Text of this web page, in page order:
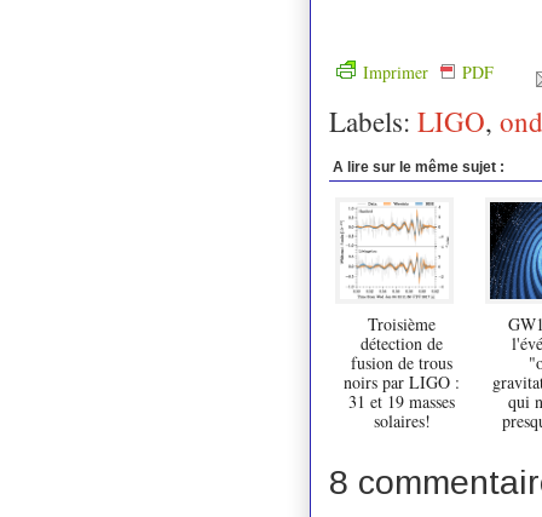
Imprimer PDF
Labels: LIGO,
A lire sur le même sujet :
Troisième
détection de
fusion de trous
noirs par LIGO :
31 et 19 masses
solaires!
qui
8